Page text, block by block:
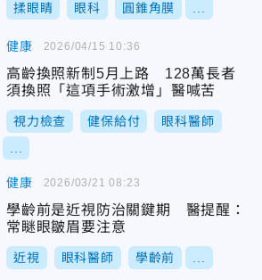
揉眼睛 眼科 圓錐角膜
健康
高齡換照新制5月上路 128萬長者
須換照「這項手術激增」醫喊苦
視力檢查 健保給付 眼科醫師
2026/04/15 10:36
健康
學齡前是近視防治關鍵期 醫提醒：
常瞇眼皺眉要注意
近視 眼科醫師 學齡前
2026/03/21 08:23